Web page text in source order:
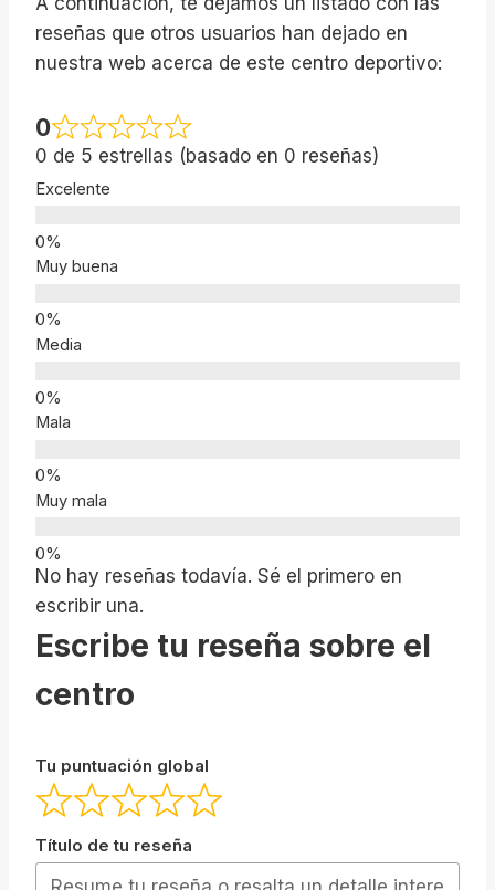
reseñas que otros usuarios han dejado en
nuestra web acerca de este centro deportivo:
0
0 de 5 estrellas (basado en 0 reseñas)
Excelente
Muy buena
Media
Mala
Muy mala
No hay reseñas todavía. Sé el primero en
escribir una.
Escribe tu reseña sobre el
centro
Tu puntuación global
Título de tu reseña